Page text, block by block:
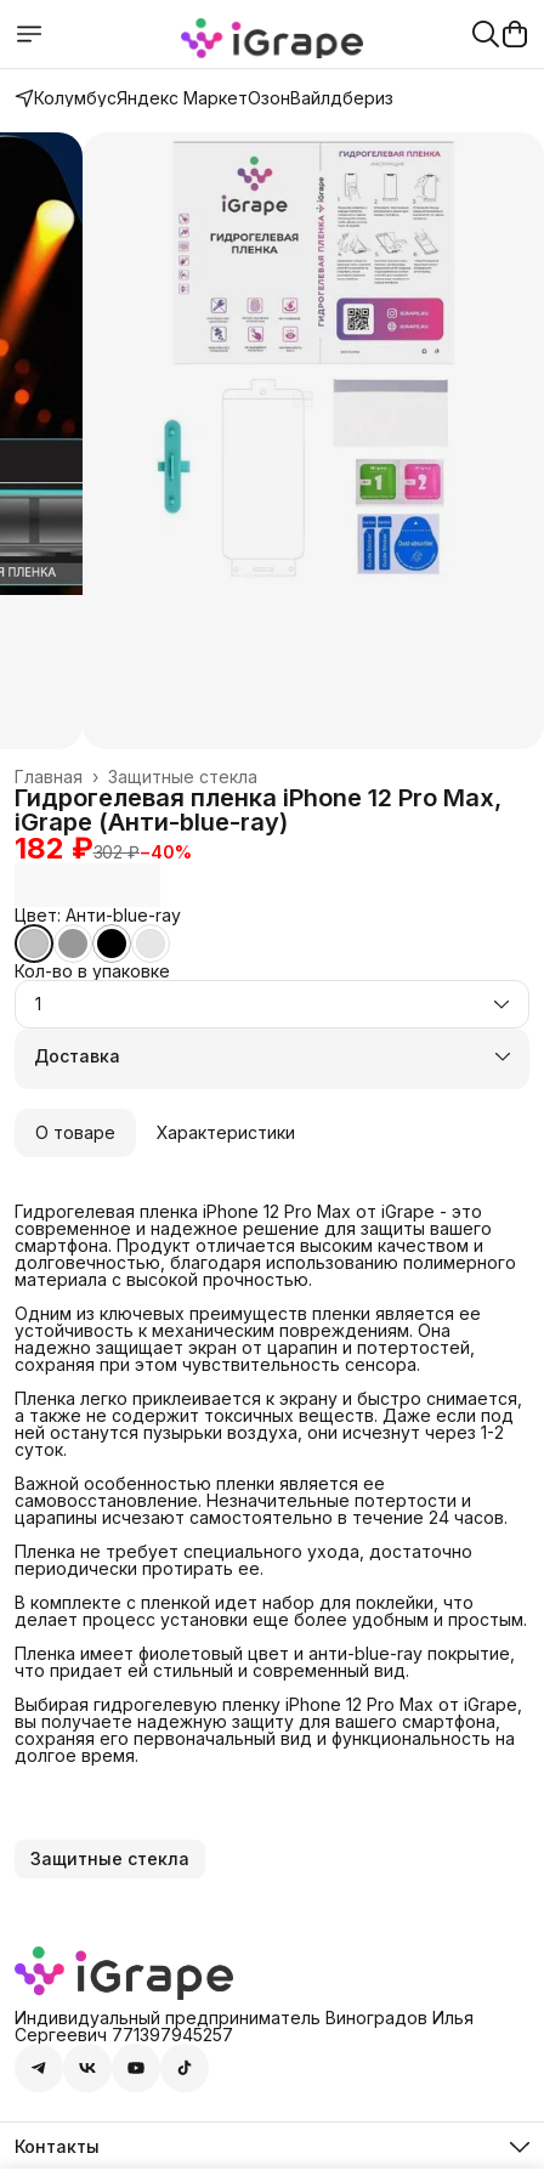
КолумбусЯндекс МаркетОзонВайлдбериз
Защитные стекла
Главная ›
Гидрогелевая пленка iPhone 12 Pro Max,
iGrape (Анти-blue-ray)
182 ₽302 ₽−40%
Цвет: Анти-blue-ray
Кол-во в упаковке
1
Доставка
О товаре Характеристики
Гидрогелевая пленка iPhone 12 Pro Max от iGrape - это
современное и надежное решение для защиты вашего
смартфона. Продукт отличается высоким качеством и
долговечностью, благодаря использованию полимерного
материала с высокой прочностью.
Одним из ключевых преимуществ пленки является ее
устойчивость к механическим повреждениям. Она
надежно защищает экран от царапин и потертостей,
сохраняя при этом чувствительность сенсора.
Пленка легко приклеивается к экрану и быстро снимается,
а также не содержит токсичных веществ. Даже если под
ней останутся пузырьки воздуха, они исчезнут через 1-2
суток.
Важной особенностью пленки является ее
самовосстановление. Незначительные потертости и
царапины исчезают самостоятельно в течение 24 часов.
Пленка не требует специального ухода, достаточно
периодически протирать ее.
В комплекте с пленкой идет набор для поклейки, что
делает процесс установки еще более удобным и простым.
Пленка имеет фиолетовый цвет и анти-blue-ray покрытие,
что придает ей стильный и современный вид.
Выбирая гидрогелевую пленку iPhone 12 Pro Max от iGrape,
вы получаете надежную защиту для вашего смартфона,
сохраняя его первоначальный вид и функциональность на
долгое время.
Защитные стекла
Индивидуальный предприниматель Виноградов Илья
Сергеевич 771397945257
Контакты